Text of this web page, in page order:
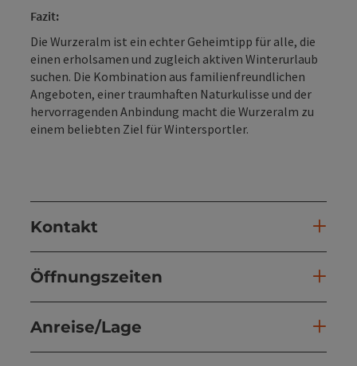
Fazit:
Die Wurzeralm ist ein echter Geheimtipp für alle, die
einen erholsamen und zugleich aktiven Winterurlaub
suchen. Die Kombination aus familienfreundlichen
Angeboten, einer traumhaften Naturkulisse und der
hervorragenden Anbindung macht die Wurzeralm zu
einem beliebten Ziel für Wintersportler.
Kontakt
Öffnungszeiten
Anreise/Lage